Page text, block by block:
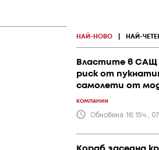
НАЙ-НОВО НАЙ-
Властите в САЩ
риск от
самолети от
КОМПАНИИ
Обновена 16:15ч.,